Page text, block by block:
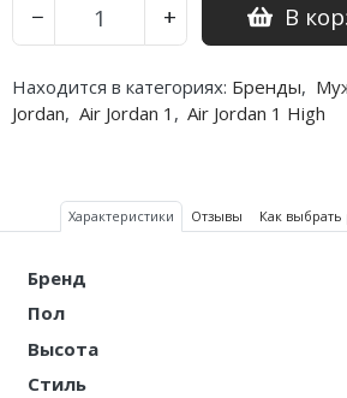
− + В
Находится в категориях: Бренды,
Jordan, Air Jordan 1 , Air Jordan 1 High
Характеристики Отзывы Как выбрать
Бренд
Пол
Высота
Стиль